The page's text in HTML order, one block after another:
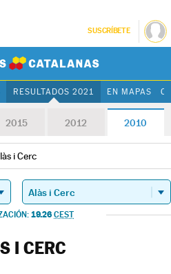
SUSCRÍBETE
RESULTADOS 2021 EN MAPAS
2015 2012 2010
i Cerc
19.26 CEST
I CERC